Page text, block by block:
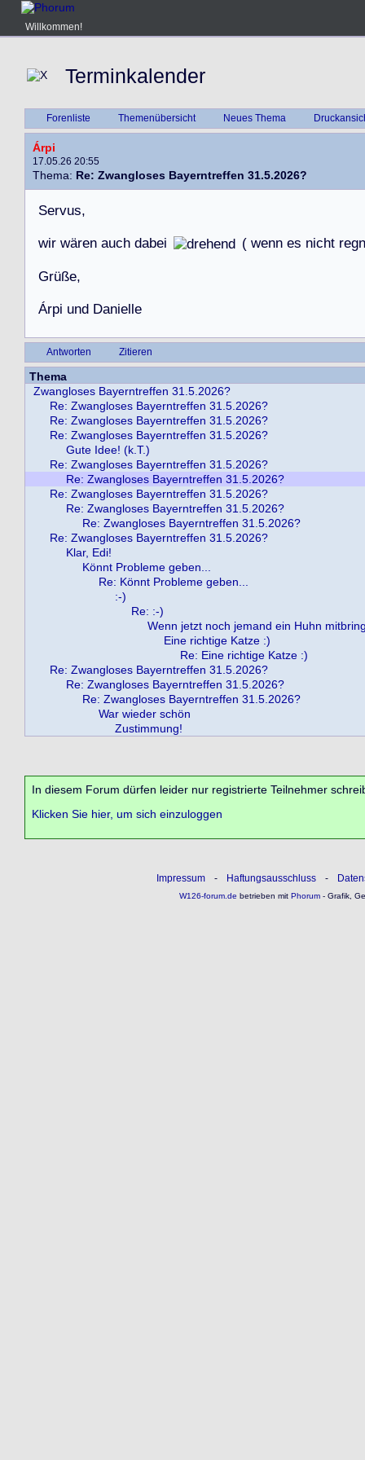
Willkommen!
Terminkalender
Forenliste Themenübersicht Neues Thema
Árpi
17.05.26 20:55
Thema: Re: Zwangloses Bayerntreffen 31.5.2026?
Servus,
wir wären auch dabei ( wenn es nicht regn
Grüße,
Árpi und Danielle
Antworten Zitieren
Thema
Zwangloses Bayerntreffen 31.5.2026?
Re: Zwangloses Bayerntreffen 31.5.2026?
Re: Zwangloses Bayerntreffen 31.5.2026?
Re: Zwangloses Bayerntreffen 31.5.2026?
Gute Idee! (k.T.)
Re: Zwangloses Bayerntreffen 31.5.2026?
Re: Zwangloses Bayerntreffen 31.5.2026?
Re: Zwangloses Bayerntreffen 31.5.2026?
Re: Zwangloses Bayerntreffen 31.5.2026?
Re: Zwangloses Bayerntreffen 31.5.2026?
Re: Zwangloses Bayerntreffen 31.5.2026?
Klar, Edi!
Könnt Probleme geben...
Re: Könnt Probleme geben...
:-)
Re: :-)
Wenn jetzt noch jemand ein Huhn
Eine richtige Katze :)
Re: Eine richtige Katze :)
Re: Zwangloses Bayerntreffen 31.5.2026?
Re: Zwangloses Bayerntreffen 31.5.2026?
Re: Zwangloses Bayerntreffen 31.5.2026?
War wieder schön
Zustimmung!
In diesem Forum dürfen leider nur registrierte Teilnehmer
Klicken Sie hier, um sich einzuloggen
Impressum - Haftungsausschluss -
W126-forum.de betrieben mitPhorum- Grafik,